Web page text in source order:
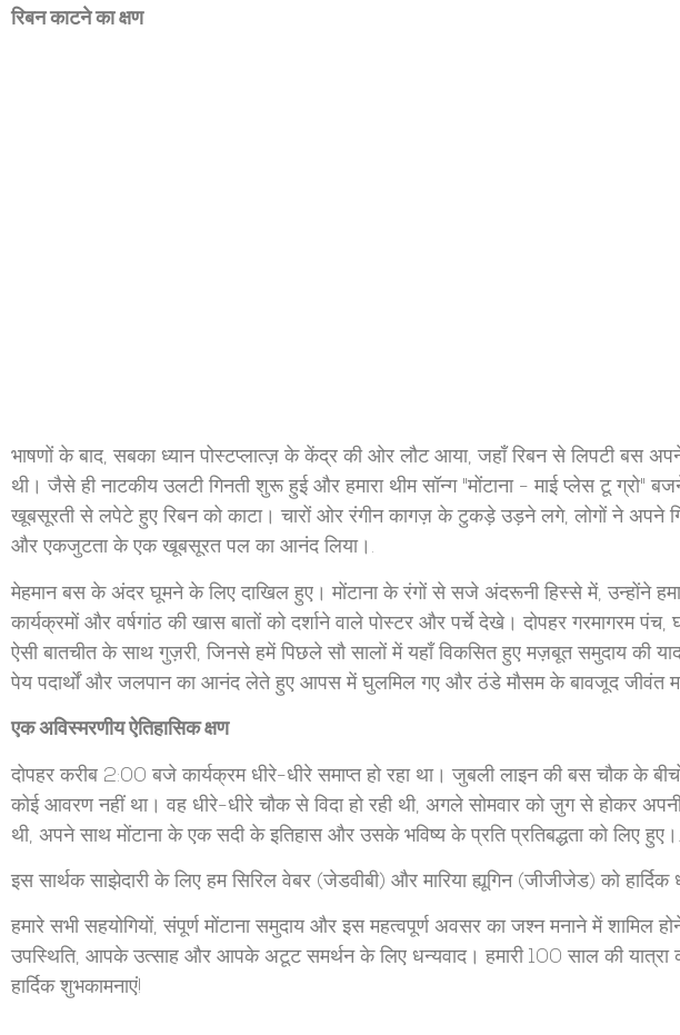
रिबन काटने का क्षण
भाषणों के बाद, सबका ध्यान पोस्टप्लात्ज़ के केंद्र की ओर लौट आया, जहाँ रिबन से लिपटी बस
थी। जैसे ही नाटकीय उलटी गिनती शुरू हुई और हमारा थीम सॉन्ग "मोंटाना - माई प्लेस टू ग्रो"
खूबसूरती से लपेटे हुए रिबन को काटा। चारों ओर रंगीन कागज़ के टुकड़े उड़ने लगे, लोगों ने अपने
और एकजुटता के एक खूबसूरत पल का आनंद लिया।.
मेहमान बस के अंदर घूमने के लिए दाखिल हुए। मोंटाना के रंगों से सजे अंदरूनी हिस्से में, उन्होंने
कार्यक्रमों और वर्षगांठ की खास बातों को दर्शाने वाले पोस्टर और पर्चे देखे। दोपहर गरमागरम
ऐसी बातचीत के साथ गुज़री, जिनसे हमें पिछले सौ सालों में यहाँ विकसित हुए मज़बूत समुदाय की
पेय पदार्थों और जलपान का आनंद लेते हुए आपस में घुलमिल गए और ठंडे मौसम के बावजूद जीवंत
एक अविस्मरणीय ऐतिहासिक क्षण
दोपहर करीब 2:00 बजे कार्यक्रम धीरे-धीरे समाप्त हो रहा था। जुबली लाइन की बस चौक के
कोई आवरण नहीं था। वह धीरे-धीरे चौक से विदा हो रही थी, अगले सोमवार को ज़ुग से होकर
थी, अपने साथ मोंटाना के एक सदी के इतिहास और उसके भविष्य के प्रति प्रतिबद्धता को लिए हुए।.
इस सार्थक साझेदारी के लिए हम सिरिल वेबर (जेडवीबी) और मारिया ह्यूगिन (जीजीजेड) को हार्दिक
हमारे सभी सहयोगियों, संपूर्ण मोंटाना समुदाय और इस महत्वपूर्ण अवसर का जश्न मनाने में शामिल
उपस्थिति, आपके उत्साह और आपके अटूट समर्थन के लिए धन्यवाद। हमारी 100 साल की
हार्दिक शुभकामनाएं!